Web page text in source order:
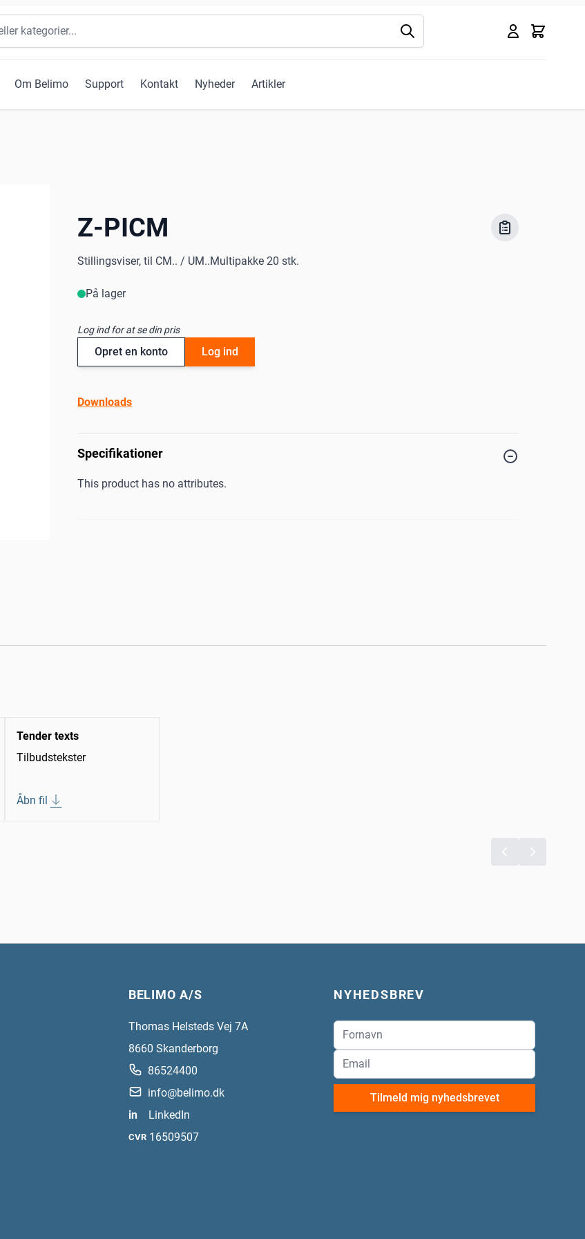
Om Belimo Support Kontakt Nyheder Artikler
Kurv
Z-PICM
Stillingsviser, til CM.. / UM..Multipakke 20 stk.
På lager
Log ind for at se din pris
Opret en konto Log ind
Downloads
Specifikationer
This product has no attributes.
Tender texts
Tilbudstekster
Åbn fil
BELIMO A/S
Thomas Helsteds Vej 7A
8660 Skanderborg
86524400
info@belimo.dk
in
LinkedIn
CVR 16509507
NYHEDSBREV
Tilmeld mig nyhedsbrevet